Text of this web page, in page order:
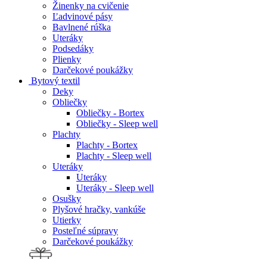
Žinenky na cvičenie
Ľadvinové pásy
Bavlnené rúška
Uteráky
Podsedáky
Plienky
Darčekové poukážky
Bytový textil
Deky
Obliečky
Obliečky - Bortex
Obliečky - Sleep well
Plachty
Plachty - Bortex
Plachty - Sleep well
Uteráky
Uteráky
Uteráky - Sleep well
Osušky
Plyšové hračky, vankúše
Utierky
Posteľné súpravy
Darčekové poukážky